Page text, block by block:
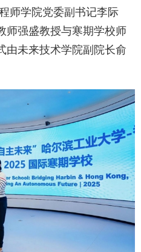
师学院党委副书记李际
师强盛教授与寒期学校师
由未来技术学院副院长俞